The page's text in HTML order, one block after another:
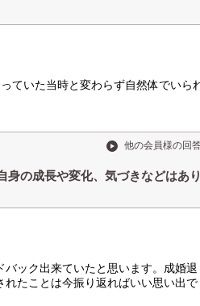
ていた当時と変わらず自然体でいら
他の会員様の回
身の成長や変化、気づきなどはあ
ック出来ていたと思います。成婚退
たことは今振り返ればいい思い出で